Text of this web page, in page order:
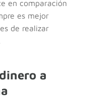
en comparación
es mejor
de realizar
a